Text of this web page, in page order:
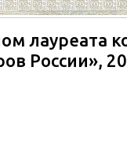
лауреата
России»,